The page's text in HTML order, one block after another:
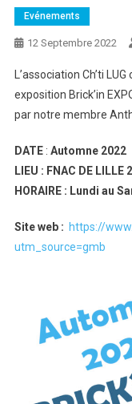
Evénements
12 Septembre 2022
L’association Ch’ti
exposition Brick’in
par notre membre
DATE : Automne 2022
LIEU : FNAC DE
HORAIRE : Lundi au
Site web : https://
utm_source=gmb